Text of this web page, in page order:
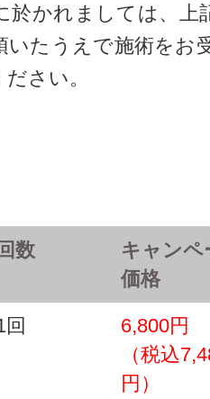
於かれましては、上
いたうえで施術をお
さい。
回数
キャンペ
価格
回
6,800円
（税込
円）